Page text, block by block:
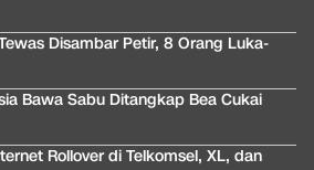
Disambar Petir, 8 Orang Luka-
Bawa Sabu Ditangkap Bea Cukai
Rollover di Telkomsel, XL, dan